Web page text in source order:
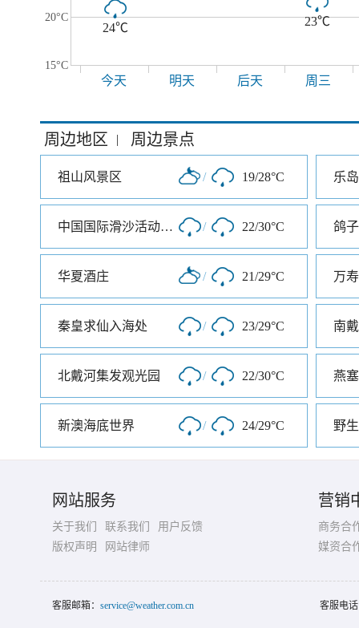
20°C
15°C
24℃ 23℃
今天 明天 后天 周三
周边地区 | 周边景点
祖山风景区 / 19/28°C 乐
中国国际滑沙活动中心 / 22/30°C 鸽
华夏酒庄 / 21/29°C 万
秦皇求仙入海处 / 23/29°C 南
北戴河集发观光园 / 22/30°C 燕
新澳海底世界 / 24/29°C 野
网站服务
关于我们 联系我们
用户反馈
版权声明
网站律师
营销
商务合
媒资合
客服邮箱： service@weather.com.cn 客服电